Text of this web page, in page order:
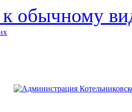
к обычному